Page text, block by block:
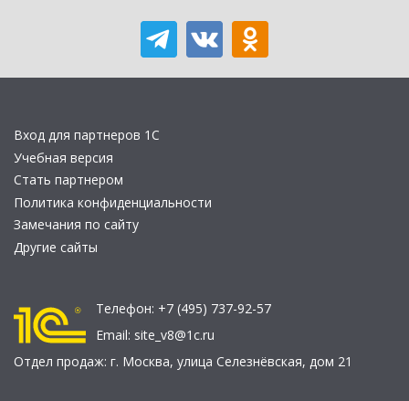
Вход для партнеров 1С
Учебная версия
Стать партнером
Политика конфиденциальности
Замечания по сайту
Другие сайты
Телефон: +7 (495) 737-92-57
Email: site_v8@1c.ru
Отдел продаж: г. Москва, улица Селезнёвская, дом 21